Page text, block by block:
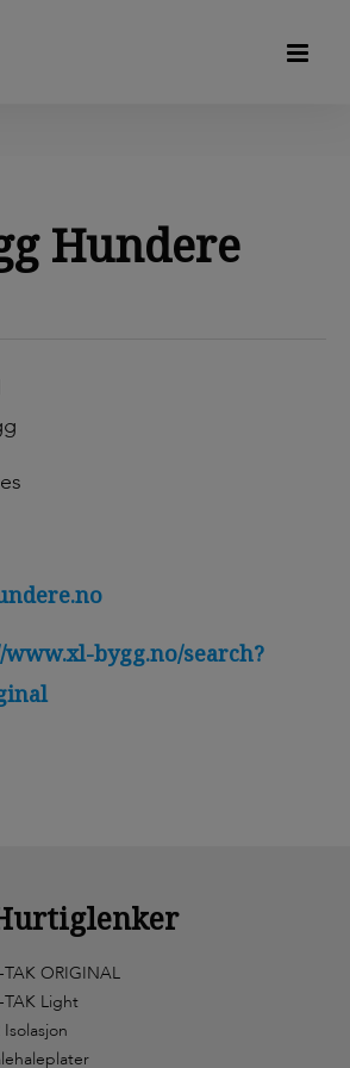
Hundere
bygg.no/search?
TAK ORIGINAL
TAK Light
Isolasjon